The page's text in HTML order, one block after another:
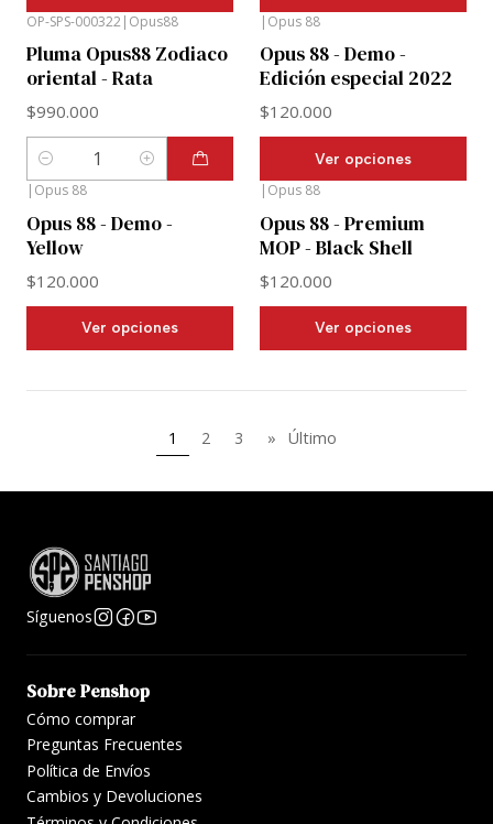
OP-SPS-000322| Opus88
Pluma Opus88 Zodiaco
oriental - Rata
$990.000
Cantidad
| Opus 88
Opus 88 - Demo -
Edición especial 2022
$120.000
Ver opciones
Opus 88
Opus 88 - Demo -
Yellow
$120.000
Ver opciones
Opus 88
Opus 88 - Premium
MOP - Black Shell
$120.000
Ver opciones
1 2 3 » Último
Síguenos
Sobre Penshop
Cómo comprar
Preguntas Frecuentes
Política de Envíos
Cambios y Devoluciones